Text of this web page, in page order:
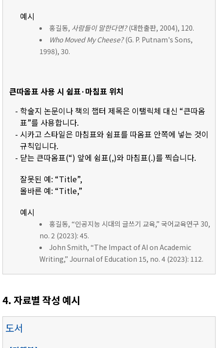
예시
홍길동, 사람들이 말한다면?(대한출판, 2004), 120.
Who Moved My Cheese?(G. P. Putnam's Sons,
1998), 30.
큰따옴표 사용 시 쉼표·마침표 위치
- 학술지 논문이나 책의 챕터 제목은 이탤릭체 대신 “큰따옴
표”를 사용합니다.
- 시카고 스타일은 마침표와 쉼표를 따옴표 안쪽에 넣는 것이
규칙입니다.
- 닫는 큰따옴표(“) 앞에 쉼표(,)와 마침표(.)를 찍습니다.
잘못된 예: “Title”,
올바른 예: “Title,”
예시
홍길동, “인공지능 시대의 글쓰기 교육,” 국어교육연구 30,
no. 2 (2023): 45.
John Smith, “The Impact of AI on Academic
Writing,” Journal of Education 15, no. 4 (2023): 112.
4. 자료별 작성 예시
도서